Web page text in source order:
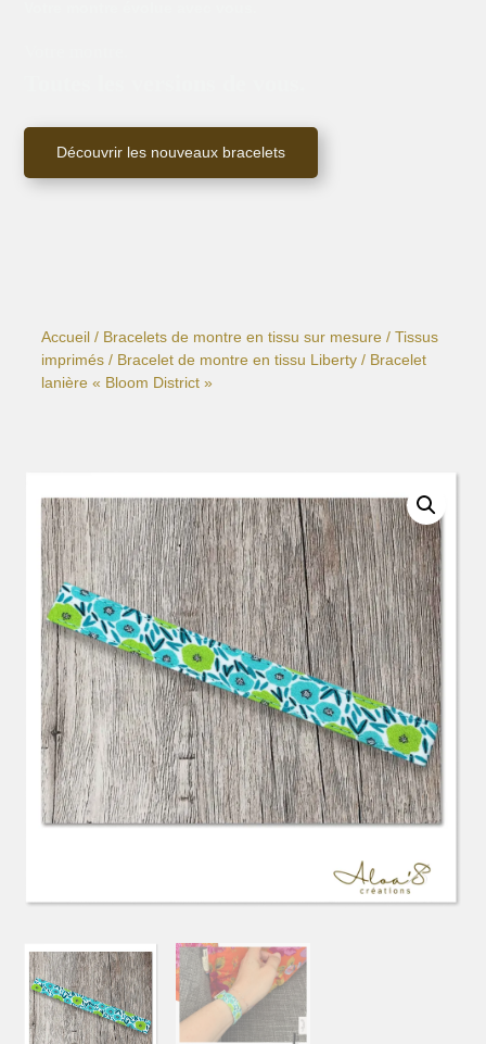
Découvrir les nouveaux bracelets
Accueil / Bracelets de montre en tissu sur mesure /Tissus
imprimés / Bracelet de montre en tissu Liberty / Bracelet
lanière « Bloom District »